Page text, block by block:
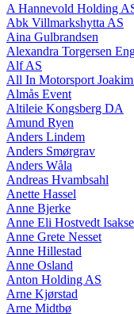
A Hannevold Holding
Abk Villmarkshytta AS
Aina Gulbrandsen
Alexandra Torgersen
Alf AS
All In Motorsport
Almås Event
Altileie Kongsberg DA
Amund Ryen
Anders Lindem
Anders Smørgrav
Anders Wåla
Andreas Hvambsahl
Anette Hassel
Anne Bjerke
Anne Eli Hostvedt
Anne Grete Nesset
Anne Hillestad
Anne Osland
Anton Holding AS
Arne Kjørstad
Arne Midtbø